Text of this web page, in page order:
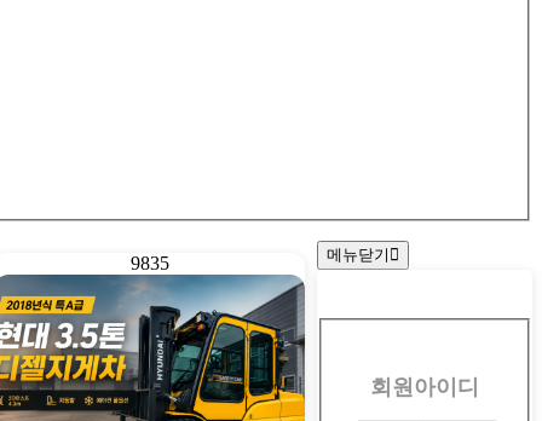
9835 메뉴닫기
회
회원아이디